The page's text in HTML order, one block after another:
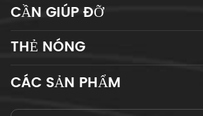
CẦN GIÚP ĐỠ
THẺ NÓNG
CÁC SẢN PHẨM